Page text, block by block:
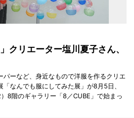
クリエーター塩川夏子さん、
パーなど、身近なもので洋服を作るクリエ
なんでも服にしてみた展」が8月5日、
8階のギャラリー「8／CUBE」で始まっ